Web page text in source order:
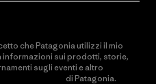
che Patagonia utilizzi il mio
informazioni sui prodotti, storie,
sugli eventi e altro
di Patagonia.